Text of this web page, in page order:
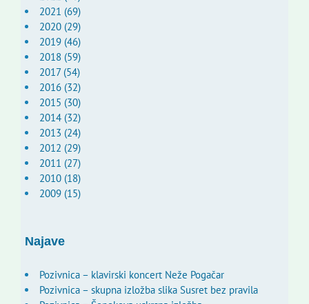
2021 (69)
2020 (29)
2019 (46)
2018 (59)
2017 (54)
2016 (32)
2015 (30)
2014 (32)
2013 (24)
2012 (29)
2011 (27)
2010 (18)
2009 (15)
Najave
Pozivnica – klavirski koncert Neže Pogačar
Pozivnica – skupna izložba slika Susret bez pravila